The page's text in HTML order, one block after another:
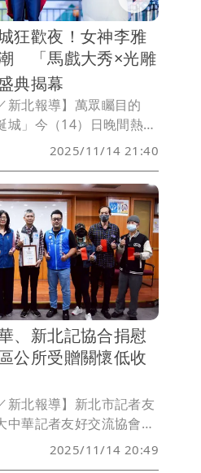
狂歡夜！女神李雅
「馬戲大秀×光雕
典揭幕
新北報導】萬眾矚目的
城」今（14）日晚間熱鬧
馬戲開城SHOW」震撼登
與精湛特技，營造繽紛
。隨後，啦啦隊女神李雅
人氣角色兔兔驚喜現
團團長的新北市長侯友宜
現場最高潮。侯友宜偕同
賓完成點燈儀式，宣布為
列活動正式開跑，周邊璀
，為新北歡樂耶誕城點亮
幕。
2025/11/14 21:40
、新北記協合捐慰
公所受贈關懷低收
新北報導】新北市記者友
中華記者友好交流協會，
中和區公所關懷低收入
共同的理事長林富貴致
2025/11/14 20:49